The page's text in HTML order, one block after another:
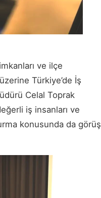
ve ilçe
Türkiye’de İş
Celal Toprak
iş insanları ve
konusunda da görüş